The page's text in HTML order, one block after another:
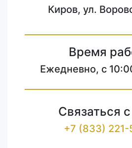
Киров, ул.
Время
Ежедневно, с
Связаться
+7 (833)